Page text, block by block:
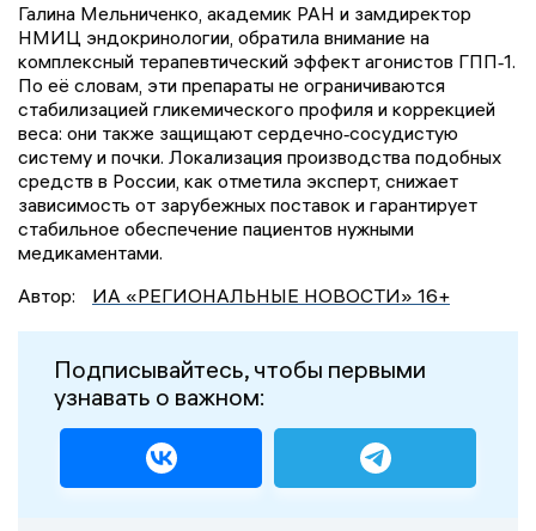
Галина Мельниченко, академик РАН и замдиректор
НМИЦ эндокринологии, обратила внимание на
комплексный терапевтический эффект агонистов ГПП‑1.
По её словам, эти препараты не ограничиваются
стабилизацией гликемического профиля и коррекцией
веса: они также защищают сердечно‑сосудистую
систему и почки. Локализация производства подобных
средств в России, как отметила эксперт, снижает
зависимость от зарубежных поставок и гарантирует
стабильное обеспечение пациентов нужными
медикаментами.
Автор:
ИА «РЕГИОНАЛЬНЫЕ НОВОСТИ» 16+
Подписывайтесь, чтобы первыми
узнавать о важном: